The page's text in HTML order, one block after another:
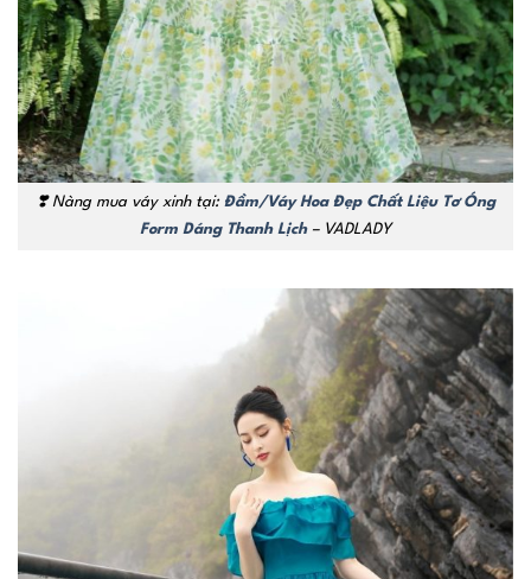
❣️Nàng mua váy xinh tại: Đầm/Váy Hoa Đẹp Chất Liệu Tơ Óng
Form Dáng Thanh Lịch– VADLADY